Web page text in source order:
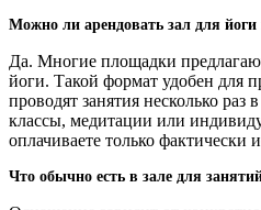
Можно ли арендовать зал для йоги
Да. Многие площадки
йоги. Такой формат удобен для
проводят занятия несколько
классы, медитации или
оплачиваете только фактически
Что обычно есть в зале для